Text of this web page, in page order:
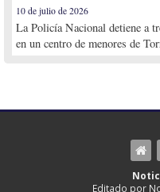
10 de julio de 2026
La Policía Nacional detiene a
en un centro de menores de
Editado por